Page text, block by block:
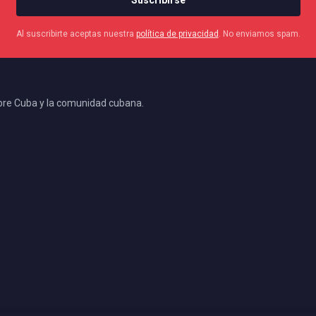
Al suscribirte aceptas nuestra política de privacidad . No enviamos spam.
Cuba y la comunidad cubana.